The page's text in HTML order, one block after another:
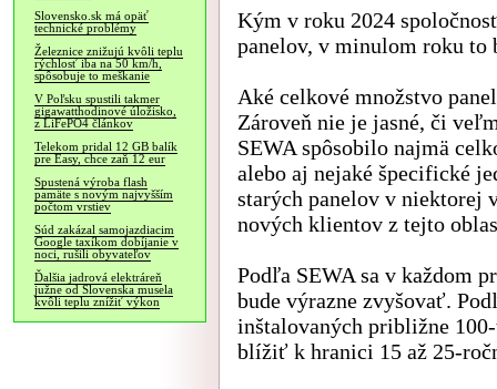
Slovensko.sk má opäť
technické problémy
Železnice znižujú kvôli teplu
rýchlosť iba na 50 km/h,
spôsobuje to meškanie
V Poľsku spustili takmer
gigawatthodinové úložisko,
z LiFePO4 článkov
Telekom pridal 12 GB balík
pre Easy, chce zaň 12 eur
Spustená výroba flash
pamäte s novým najvyšším
počtom vrstiev
Súd zakázal samojazdiacim
Google taxíkom dobíjanie v
noci, rušili obyvateľov
Ďalšia jadrová elektráreň
južne od Slovenska musela
kvôli teplu znížiť výkon
Kým v roku 2024
panelov, v minulom roku to
Aké celkové množstvo
Zároveň nie je jasné, či
SEWA spôsobilo najmä
alebo aj nejaké špecifické
starých panelov v
nových klientov z tejto
Podľa SEWA sa v každom
bude výrazne zvyšovať.
inštalovaných približne
blížiť k hranici 15 až 25-